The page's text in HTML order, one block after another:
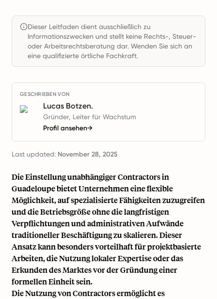
Dieser Leitfaden dient ausschließlich zu
Informationszwecken und stellt keine Rechts-, Steuer-
oder Arbeitsrechtsberatung dar. Wenden Sie sich an
eine qualifizierte örtliche Fachkraft.
GESCHRIEBEN VON
Lucas Botzen.
Gründer, Leiter für Wachstum
Profil ansehen→
Last updated: November 28, 2025
Die Einstellung unabhängiger Contractors in
Guadeloupe bietet Unternehmen eine flexible
Möglichkeit, auf spezialisierte Fähigkeiten zuzugreifen
und die Betriebsgröße ohne die langfristigen
Verpflichtungen und administrativen Aufwände
traditioneller Beschäftigung zu skalieren. Dieser
Ansatz kann besonders vorteilhaft für projektbasierte
Arbeiten, die Nutzung lokaler Expertise oder das
Erkunden des Marktes vor der Gründung einer
formellen Einheit sein.
Die Nutzung von Contractors ermöglicht es